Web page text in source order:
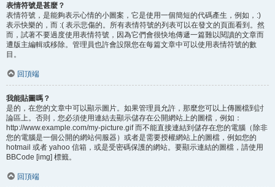
表情符號是甚麼？
表情符號，是能夠表示心情的小圖案，它是使用一個簡短的代碼產生，例如，:)
表示快樂的，而 :( 表示悲傷的。所有表情符號的列表可以在發文的頁面看到。然
而，試著不要過度使用表情符號，因為它們會很快地傳遞一篇難以閱讀的文章而
遭版主編輯或移除。管理員也許會設限您在每篇文章中可以使用表情符號的數
目。
回頂端
我能貼圖嗎？
是的，在您的文章中可以顯示圖片。如果管理員允許，那麼您可以上傳圖檔到討
論區上。否則，您必須使用連結去顯示儲存在公開網站上的圖檔，例如：
http://www.example.com/my-picture.gif 而不能直接連結到儲存在您的電腦（除非
您的電腦是一個公開的網站伺服器）或者是需要授權網站上的圖檔，例如您的
hotmail 或者 yahoo 信箱，或是受密碼保護的網站。要顯示連結的圖檔，請使用
BBCode [img] 標籤。
回頂端